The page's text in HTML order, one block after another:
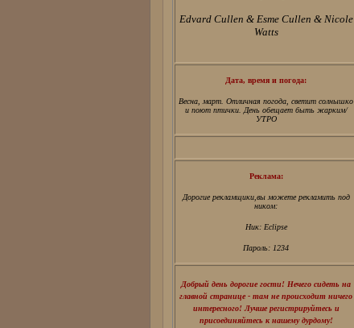
Edvard Cullen & Esme Cullen & Nicole
Watts
Дата, время и погода:
Весна, март. Отличная погода, светит солнышко
и поют птички. День обещает быть жарким/
УТРО
Реклама:
Дорогие рекламщики,вы можете рекламить под
ником:
Ник: Eclipse
Пароль: 1234
Добрый день дорогие гости! Нечего сидеть на
главной странице - там не происходит ничего
интересного! Лучше регистрируйтесь и
присоединяйтесь к нашему дурдому!